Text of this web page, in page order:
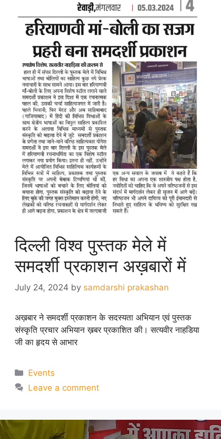
दिल्ली विश्व पुस्तक मेले में
समदर्शी प्रकाशन अख़बारों में
July 24, 2024 by samdarshi prakashan
अख़बार ने समदर्शी प्रकाशन के सदस्यता अभियान एवं पुस्तक
संस्कृति प्रचार अभियान ख़बर प्रकाशित की। सत्यवीर नाहडिया
जी का हृदय से आभार
Categories
Events
Leave a comment